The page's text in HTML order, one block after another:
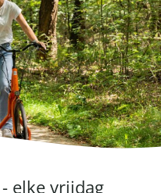
elke vrijdag